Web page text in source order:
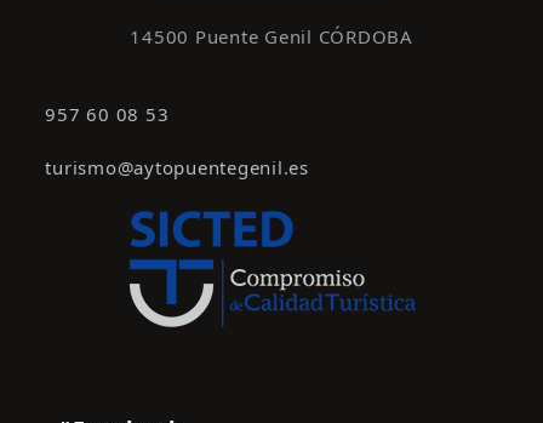
14500 Puente Genil CÓRDOBA
957 60 08 53
turismo@aytopuentegenil.es